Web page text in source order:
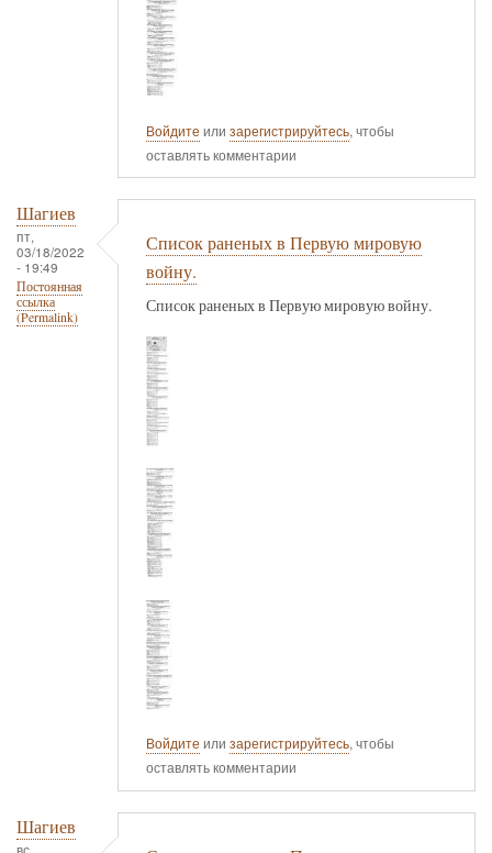
Войдите или зарегистрируйтесь, чтобы
оставлять комментарии
Шагиев
пт,
03/18/2022
- 19:49
Постоянная
ссылка
(Permalink)
Список раненых в Первую мировую
войну.
Список раненых в Первую мировую войну.
Войдите или зарегистрируйтесь, чтобы
оставлять комментарии
Шагиев